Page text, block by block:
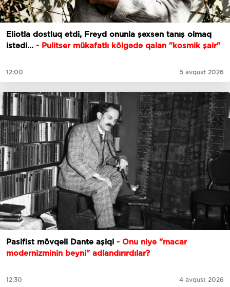
Eliotla dostluq etdi, Freyd onunla şəxsən tanış olmaq
istədi... - Pulitser mükafatlı kölgədə qalan "kosmik şair"
12:00 5 avqust 2026
Pasifist mövqeli Dante aşiqi - Onu niyə "macar
modernizminin beyni" adlandırırdılar?
12:30 4 avqust 2026